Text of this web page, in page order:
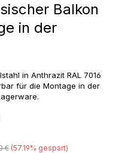
Balkon
in der
in Anthrazit RAL 7016
für die Montage in der
Preis:
€ (57.19% gespart)